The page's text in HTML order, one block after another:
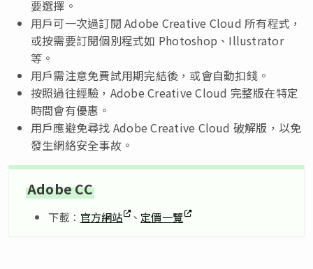
要選擇。
用戶可一次過訂閱 Adobe Creative Cloud 所有程式，
或按需要訂閱個別程式如 Photoshop、Illustrator
等。
用戶需注意免費試用期完結後，或會自動扣錢。
按照過往經驗，Adobe Creative Cloud 完整版在特定
時間會有優惠。
用戶應避免尋找 Adobe Creative Cloud 破解版，以免
發生網絡安全事故。
Adobe CC
下載： 官方網站 、 定價一覽